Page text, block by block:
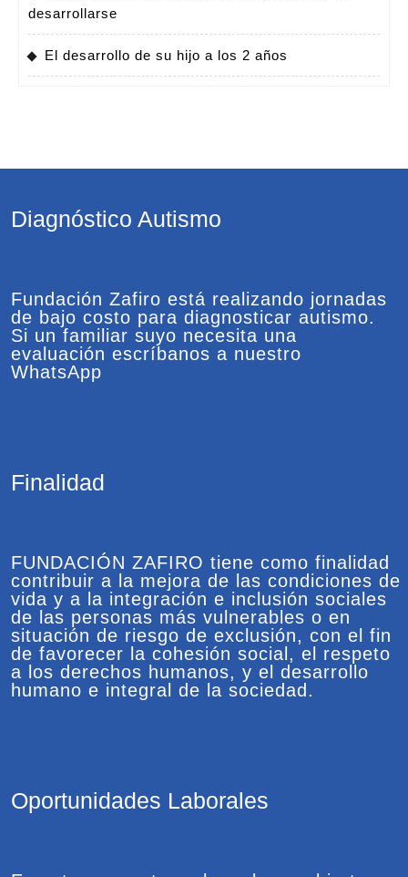
desarrollarse
El desarrollo de su hijo a los 2 años
Diagnóstico Autismo
Fundación Zafiro está realizando jornadas
de bajo costo para diagnosticar autismo.
Si un familiar suyo necesita una
evaluación escríbanos a nuestro
WhatsApp
Finalidad
FUNDACIÓN ZAFIRO tiene como finalidad
contribuir a la mejora de las condiciones de
vida y a la integración e inclusión sociales
de las personas más vulnerables o en
situación de riesgo de exclusión, con el fin
de favorecer la cohesión social, el respeto
a los derechos humanos, y el desarrollo
humano e integral de la sociedad.
Oportunidades Laborales